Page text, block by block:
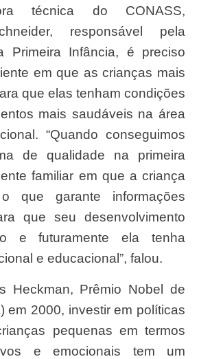
responsável pela
Primeira Infância, é preciso
em que as crianças mais
que elas tenham condições
mais saudáveis na área
“Quando conseguimos
de qualidade na primeira
familiar em que a criança
que garante informações
que seu desenvolvimento
e futuramente ela tenha
e educacional”, falou.
em 2000, investir em políticas
pequenas em termos
e emocionais tem um